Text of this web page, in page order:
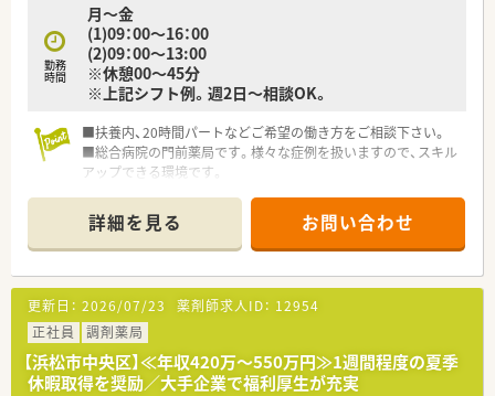
■教育制度が整った職場で、経験豊富な先輩薬剤師から指導を受
けながらキャリアアップを目指したい方にオススメです。
勤務
時間
月～金
(1)09：00～16：00
(2)09：00～13:00
※休憩00～45分
※上記シフト例。週2日～相談OK。
■扶養内、20時間パートなどご希望の働き方をご相談下さい。
■総合病院の門前薬局です。様々な症例を扱いますので、スキル
アップできる環境です。
■薬剤師常時複数体制です。急なお休みも相談しやすい環境で
す。
■大手企業で、福利厚生・教育研修制度などが充実しています。
■実際にお仕事をしながら入社を見極めて頂ける【紹介予定派
遣】もお選び頂けます。
詳細を見る お問い合わせ
更新日： 2026/07/23 薬剤師求人ID： 12954
正社員
調剤薬局
【浜松市中央区】≪年収420万～550万円≫1週間程度の夏季
休暇取得を奨励／大手企業で福利厚生が充実